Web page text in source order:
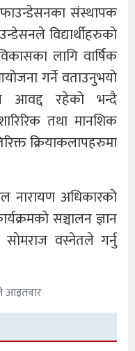
फाउन्डेसनका संस्थापक
विद्यार्थीहरुकाे
लागि वार्षिक
गर्ने वताउनुभयाे
आवद्द रहेकाे भन्दै
तथा मानशिक
क्रियाकलापहरुमा
नारायण अधिकारकाे
सञ्चालन ज्ञान
वस्नेतले गर्नु
आइतवार